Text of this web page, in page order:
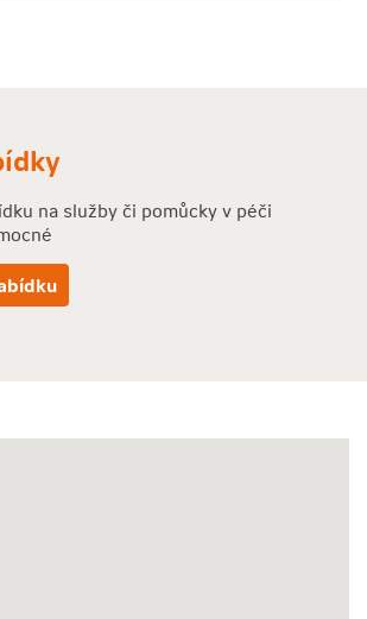
na služby či pomůcky v péči